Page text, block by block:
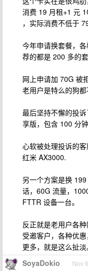
消费 19 月租+1 元
，实际消费不低于
今年申请换套餐，
荐的都是 200 多的
网上申请加 70G 被
老用户是特么的狗都
最后坚持不懈的投
享版，包含 100 分
心软被处理投诉的
红米 AX3000.
另一个方案是换
话，60G 流量，
FTTR 设备一台。
反正就是老用户各
受邀客户，各种优
更多，就是这么扯淡
SoyaDokio Nov